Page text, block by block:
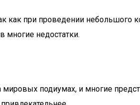
как при проведении
недостатки.
мировых подиумах, и многие